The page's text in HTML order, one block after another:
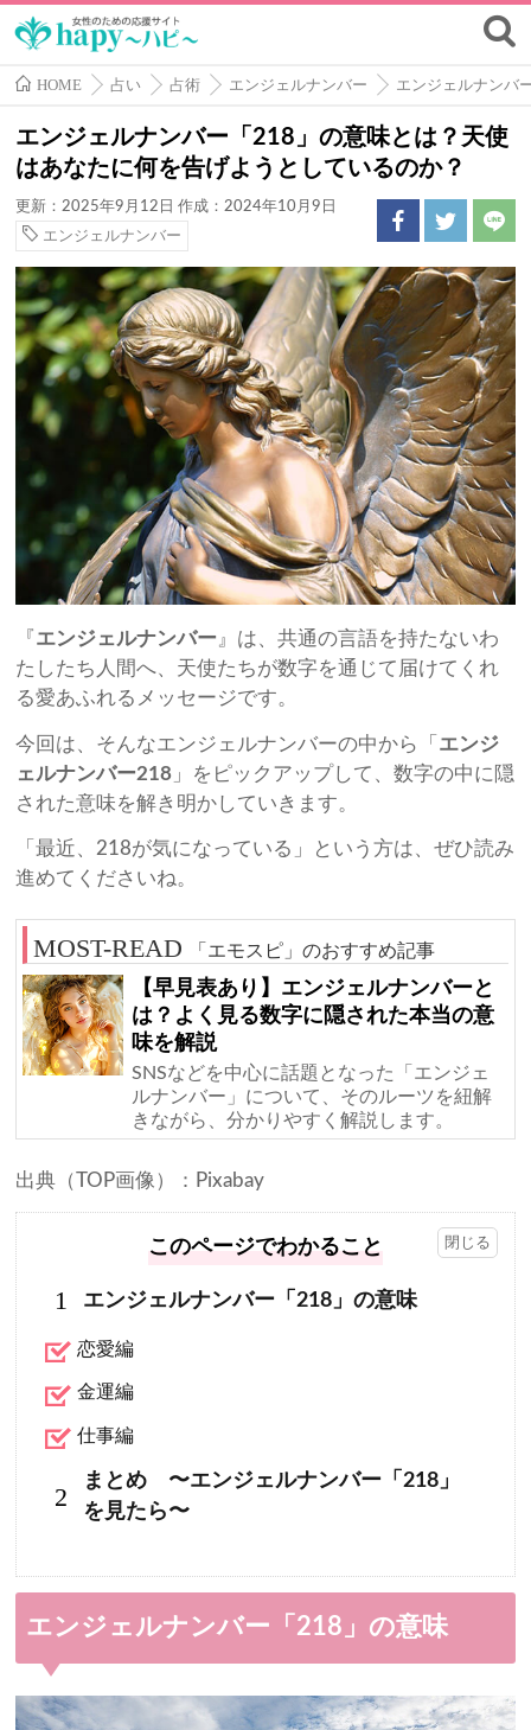
HOME 占い 占術 エンジェルナンバー エンジェルナンバ
エンジェルナンバー「218」の意味とは？天使
はあなたに何を告げようとしているのか？
更新：2025年9月12日 作成：2024年10月9日
エンジェルナンバー
『 エンジェルナンバー 』は、共通の言語を持たないわ
たしたち人間へ、天使たちが数字を通じて届けてくれ
る愛あふれるメッセージです。
今回は、そんなエンジェルナンバーの中から「 エンジ
ェルナンバー218 」をピックアップして、数字の中に隠
された意味を解き明かしていきます。
「最近、218が気になっている」という方は、ぜひ読み
進めてくださいね。
「エモスピ」のおすすめ記事
【早見表あり】エンジェルナンバーと
は？よく見る数字に隠された本当の意
味を解説
SNSなどを中心に話題となった「エンジェ
ルナンバー」について、そのルーツを紐解
きながら、分かりやすく解説します。
出典（TOP画像）：Pixabay
このページでわかること
1 エンジェルナンバー「218」の意味
恋愛編
金運編
仕事編
2
まとめ 〜エンジェルナンバー「218」
を見たら〜
エンジェルナンバー「218」の意味